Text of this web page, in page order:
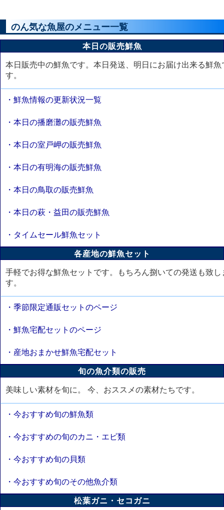
のん気な魚屋のメニュー一覧
本日の販売鮮魚
本日販売中の鮮魚です。本日発送、明日にお届け出来る鮮魚
す。
・鮮魚情報の更新状況一覧
・本日の播磨灘の販売鮮魚
・本日の室戸岬の販売鮮魚
・本日の有明海の販売鮮魚
・本日の鳥取の販売鮮魚
・本日の萩・益田の販売鮮魚
・タイムセール鮮魚セット
各産地の鮮魚セット
手軽でお得な鮮魚セットです。もちろん捌いての発送も致し
す。
・季節限定通販セットのページ
・鮮魚宅配セットのページ
・産地おまかせ鮮魚宅配セット
旬の魚介類の販売
美味しい素材を旬に。 今、おススメの素材たちです。
・今おすすめ旬の鮮魚類
・今おすすめの旬のカニ・エビ類
・今おすすめ旬の貝類
・今おすすめ旬のその他魚介類
松葉ガニ・セコガニ